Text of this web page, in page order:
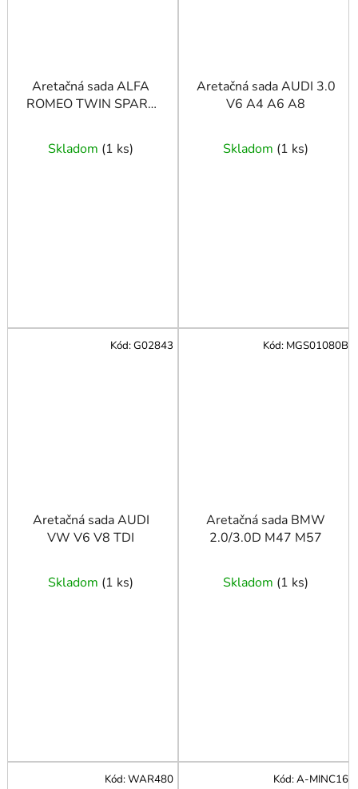
Aretačná sada ALFA
ROMEO TWIN SPARK
Skladom (1 ks)
Aretačná sada AUDI 3.0
V6 A4 A6 A8
Skladom (1 ks)
Aretačná sada AUDI
VW V6 V8 TDI
Skladom (1 ks)
Kód:G02843
Aretačná sada BMW
2.0/3.0D M47 M57
Skladom (1 ks)
Kód: MGS01080B
Kód:WAR480 Kód:A-MINC16